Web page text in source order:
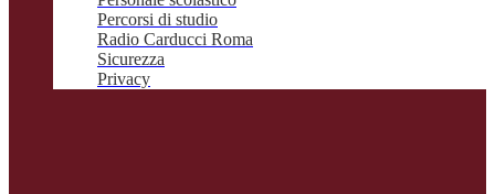
Percorsi di studio
Radio Carducci Roma
Sicurezza
Privacy